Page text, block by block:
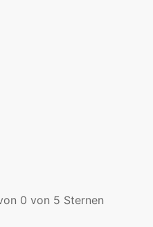
0 von 5 Sternen